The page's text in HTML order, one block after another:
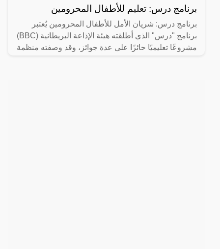
برنامج درس: تعليم للأطفال المحرومين
برنامج درس: شريان الأمل للأطفال المحرومين يُعتبر
برنامج "درس" الذي أطلقته هيئة الإذاعة البريطانية (BBC)
مشروعًا تعليميًا حائزًا على عدة جوائز، وقد وصفته منظمة